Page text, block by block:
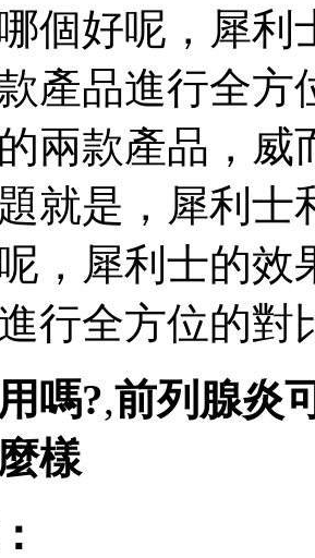
個好呢，犀利
產品進行全方
兩款產品，
就是，犀利士
，犀利士的效
行全方位的對
嗎?,前列腺炎
樣